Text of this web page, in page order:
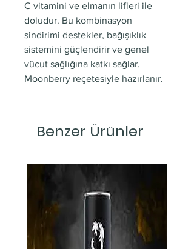
C vitamini ve elmanın lifleri ile
doludur. Bu kombinasyon
sindirimi destekler, bağışıklık
sistemini güçlendirir ve genel
vücut sağlığına katkı sağlar.
Moonberry reçetesiyle hazırlanır.
Benzer Ürünler